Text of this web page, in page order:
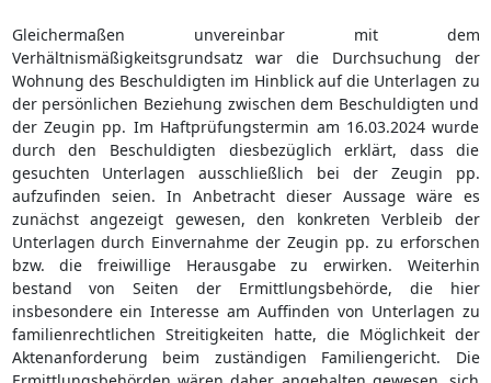
Gleichermaßen unvereinbar mit dem
Verhältnismäßigkeitsgrundsatz war die Durchsuchung der
Wohnung des Beschuldigten im Hinblick auf die Unterlagen zu
der persönlichen Beziehung zwischen dem Beschuldigten und
der Zeugin pp. Im Haftprüfungstermin am 16.03.2024 wurde
durch den Beschuldigten diesbezüglich erklärt, dass die
gesuchten Unterlagen ausschließlich bei der Zeugin pp.
aufzufinden seien. In Anbetracht dieser Aussage wäre es
zunächst angezeigt gewesen, den konkreten Verbleib der
Unterlagen durch Einvernahme der Zeugin pp. zu erforschen
bzw. die freiwillige Herausgabe zu erwirken. Weiterhin
bestand von Seiten der Ermittlungsbehörde, die hier
insbesondere ein Interesse am Auffinden von Unterlagen zu
familienrechtlichen Streitigkeiten hatte, die Möglichkeit der
Aktenanforderung beim zuständigen Familiengericht. Die